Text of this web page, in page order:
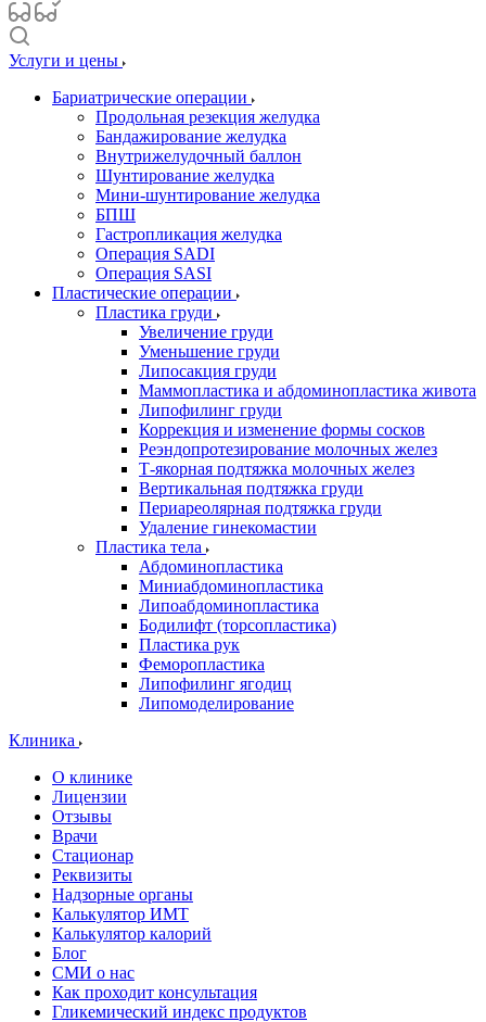
Услуги и цены
Бариатрические операции
Продольная резекция желудка
Бандажирование желудка
Внутрижелудочный баллон
Шунтирование желудка
Мини-шунтирование желудка
БПШ
Гастропликация желудка
Операция SADI
Операция SASI
Пластические операции
Пластика груди
Увеличение груди
Уменьшение груди
Липосакция груди
Маммопластика и абдоминопластика живота
Липофилинг груди
Коррекция и изменение формы сосков
Реэндопротезирование молочных желез
Т-якорная подтяжка молочных желез
Вертикальная подтяжка груди
Периареолярная подтяжка груди
Удаление гинекомастии
Пластика тела
Абдоминопластика
Миниабдоминопластика
Липоабдоминопластика
Бодилифт (торсопластика)
Пластика рук
Феморопластика
Липофилинг ягодиц
Липомоделирование
Клиника
О клинике
Лицензии
Отзывы
Врачи
Стационар
Реквизиты
Надзорные органы
Калькулятор ИМТ
Калькулятор калорий
Блог
СМИ о нас
Как проходит консультация
Гликемический индекс продуктов